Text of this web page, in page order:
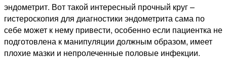
эндометрит. Вот такой интересный прочный круг –
гистероскопия для диагностики эндометрита сама по
себе может к нему привести, особенно если пациентка не
подготовлена к манипуляции должным образом, имеет
плохие мазки и непролеченные половые инфекции.